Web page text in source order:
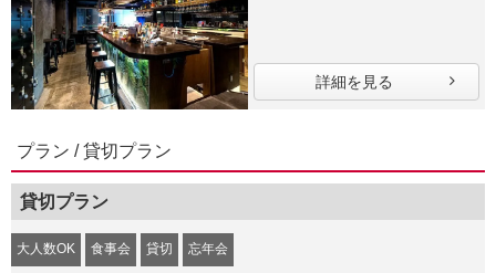
詳細を見る
プラン / 貸切プラン
貸切プラン
大人数OK 食事会 貸切 忘年会